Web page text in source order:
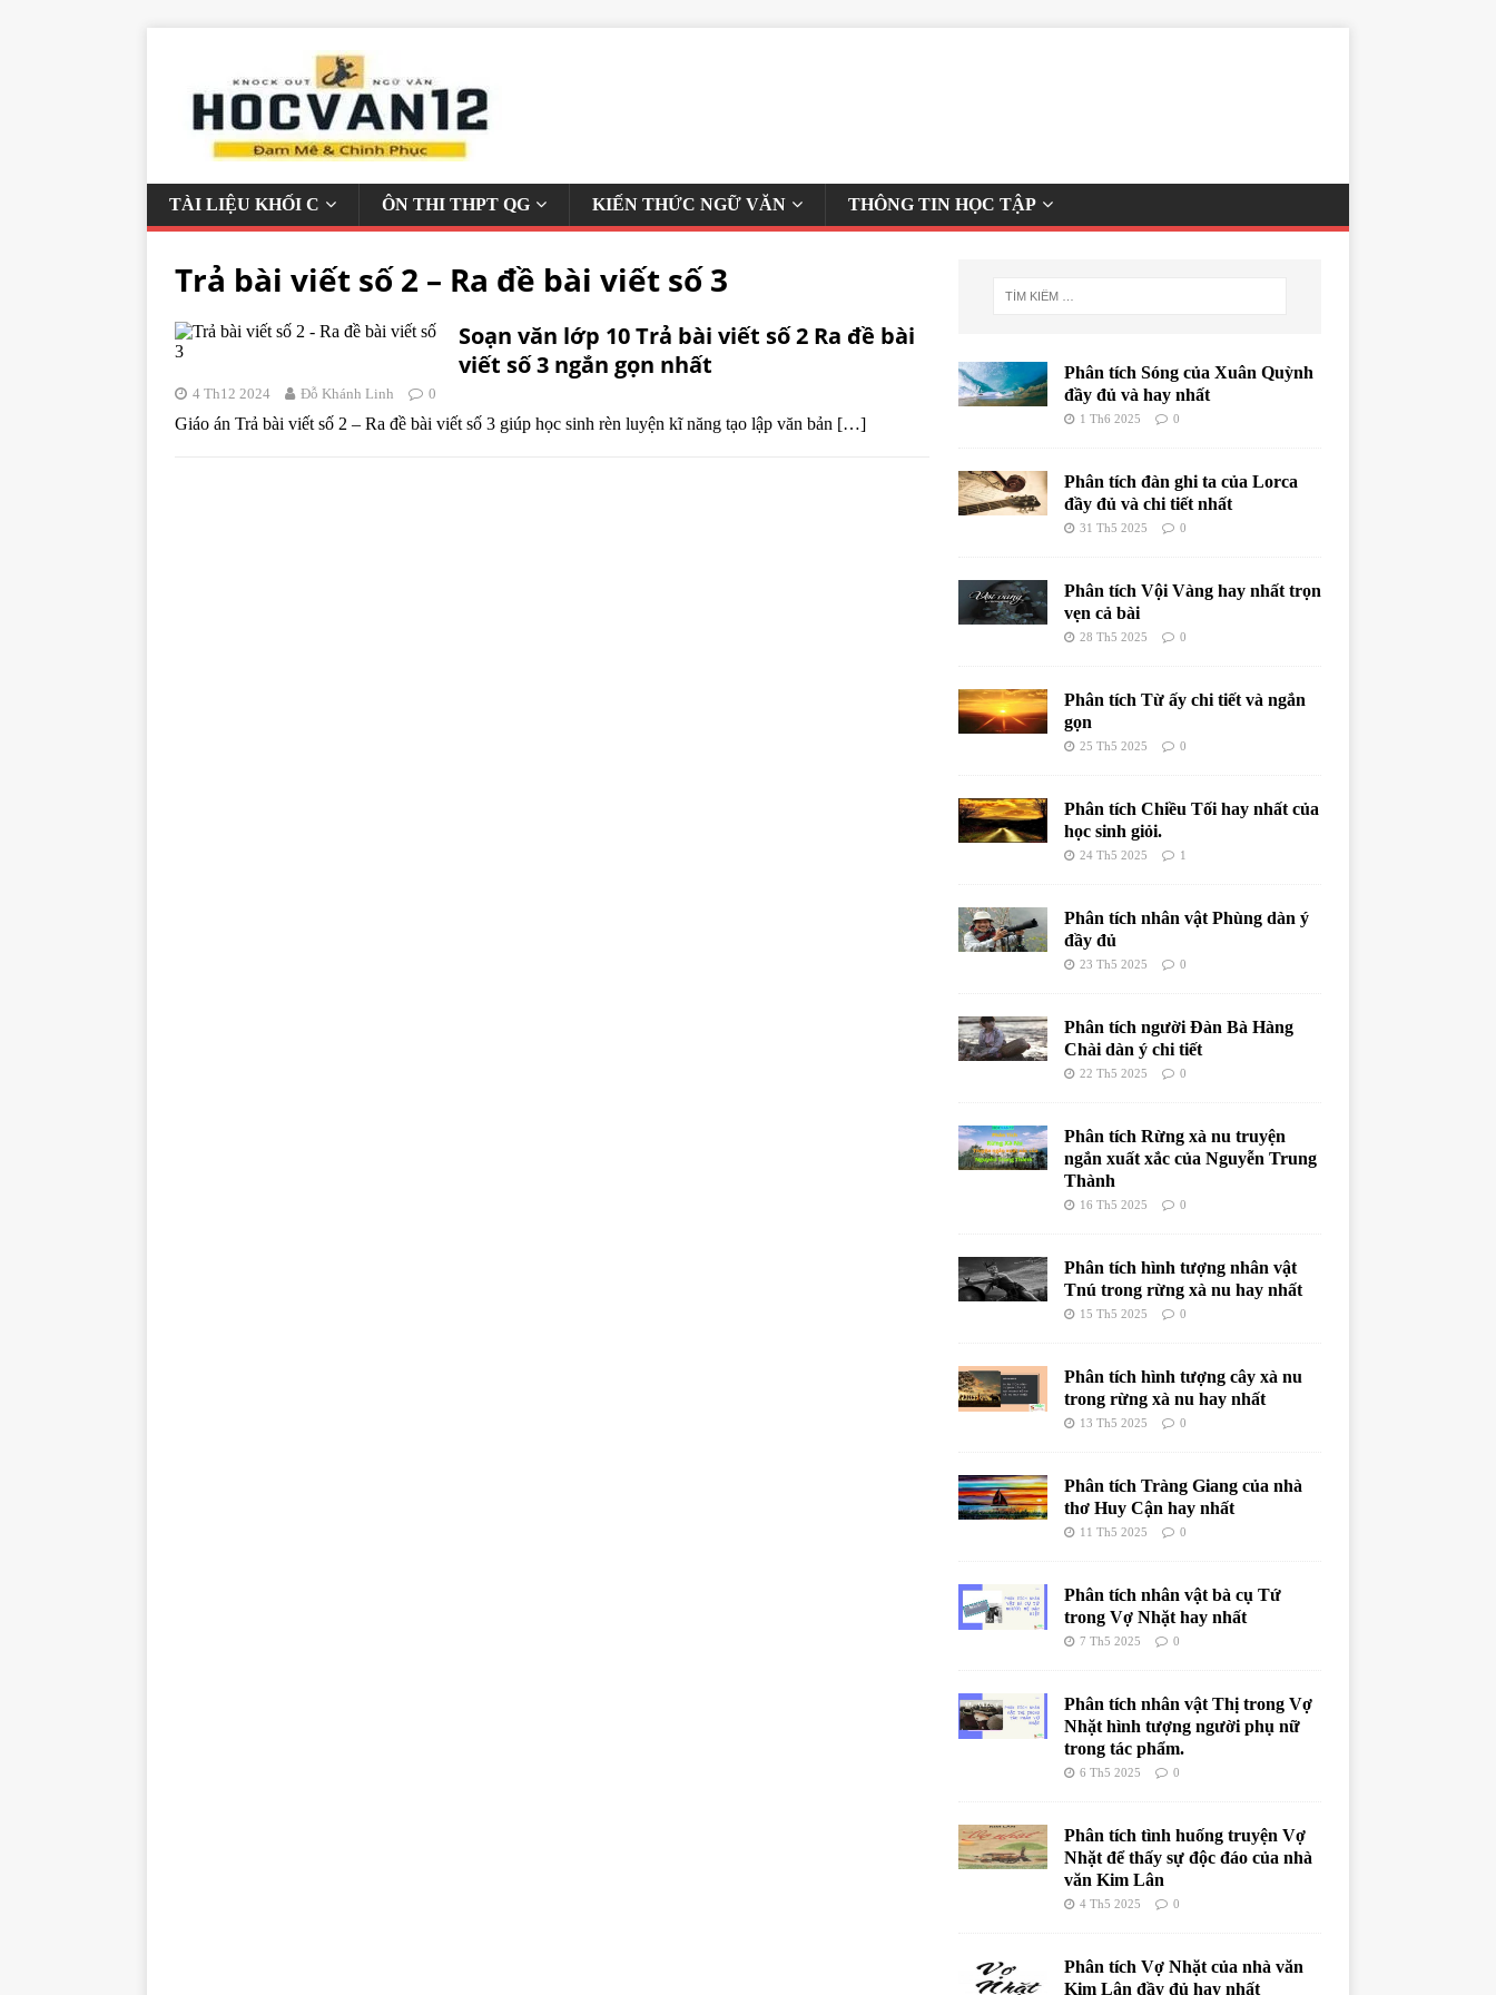
TÀI LIỆU KHỐI C ÔN THI THPT QG KIẾN THỨC NGỮ VĂN THÔNG TIN HỌC TẬP
Trả bài viết số 2 – Ra đề bài viết số 3
Soạn văn lớp 10 Trả bài viết số 2 Ra đề bài
viết số 3 ngắn gọn nhất
4 Th12 2024 Đỗ Khánh Linh 0
Giáo án Trả bài viết số 2 – Ra đề bài viết số 3 giúp học sinh rèn luyện kĩ năng tạo lập văn bản […]
Phân tích Sóng của Xuân Quỳnh
đầy đủ và hay nhất
1 Th6 2025 0
Phân tích đàn ghi ta của Lorca
đầy đủ và chi tiết nhất
31 Th5 2025 0
Phân tích Vội Vàng hay nhất trọn
vẹn cả bài
28 Th5 2025 0
Phân tích Từ ấy chi tiết và ngắn
gọn
25 Th5 2025 0
Phân tích Chiều Tối hay nhất của
học sinh giỏi.
24 Th5 2025 1
Phân tích nhân vật Phùng dàn ý
đầy đủ
23 Th5 2025 0
Phân tích người Đàn Bà Hàng
Chài dàn ý chi tiết
22 Th5 2025 0
Phân tích Rừng xà nu truyện
ngắn xuất xắc của Nguyễn Trung
Thành
16 Th5 2025 0
Phân tích hình tượng nhân vật
Tnú trong rừng xà nu hay nhất
15 Th5 2025 0
Phân tích hình tượng cây xà nu
trong rừng xà nu hay nhất
13 Th5 2025 0
Phân tích Tràng Giang của nhà
thơ Huy Cận hay nhất
11 Th5 2025 0
Phân tích nhân vật bà cụ Tứ
trong Vợ Nhặt hay nhất
7 Th5 2025 0
Phân tích nhân vật Thị trong Vợ
Nhặt hình tượng người phụ nữ
trong tác phẩm.
6 Th5 2025 0
Phân tích tình huống truyện Vợ
Nhặt để thấy sự độc đáo của nhà
văn Kim Lân
4 Th5 2025 0
Phân tích Vợ Nhặt của nhà văn
Kim Lân đầy đủ hay nhất